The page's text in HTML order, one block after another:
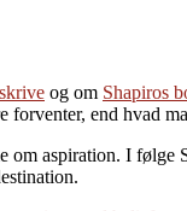
og om Shapiros
forventer, end hvad
om aspiration. I følge